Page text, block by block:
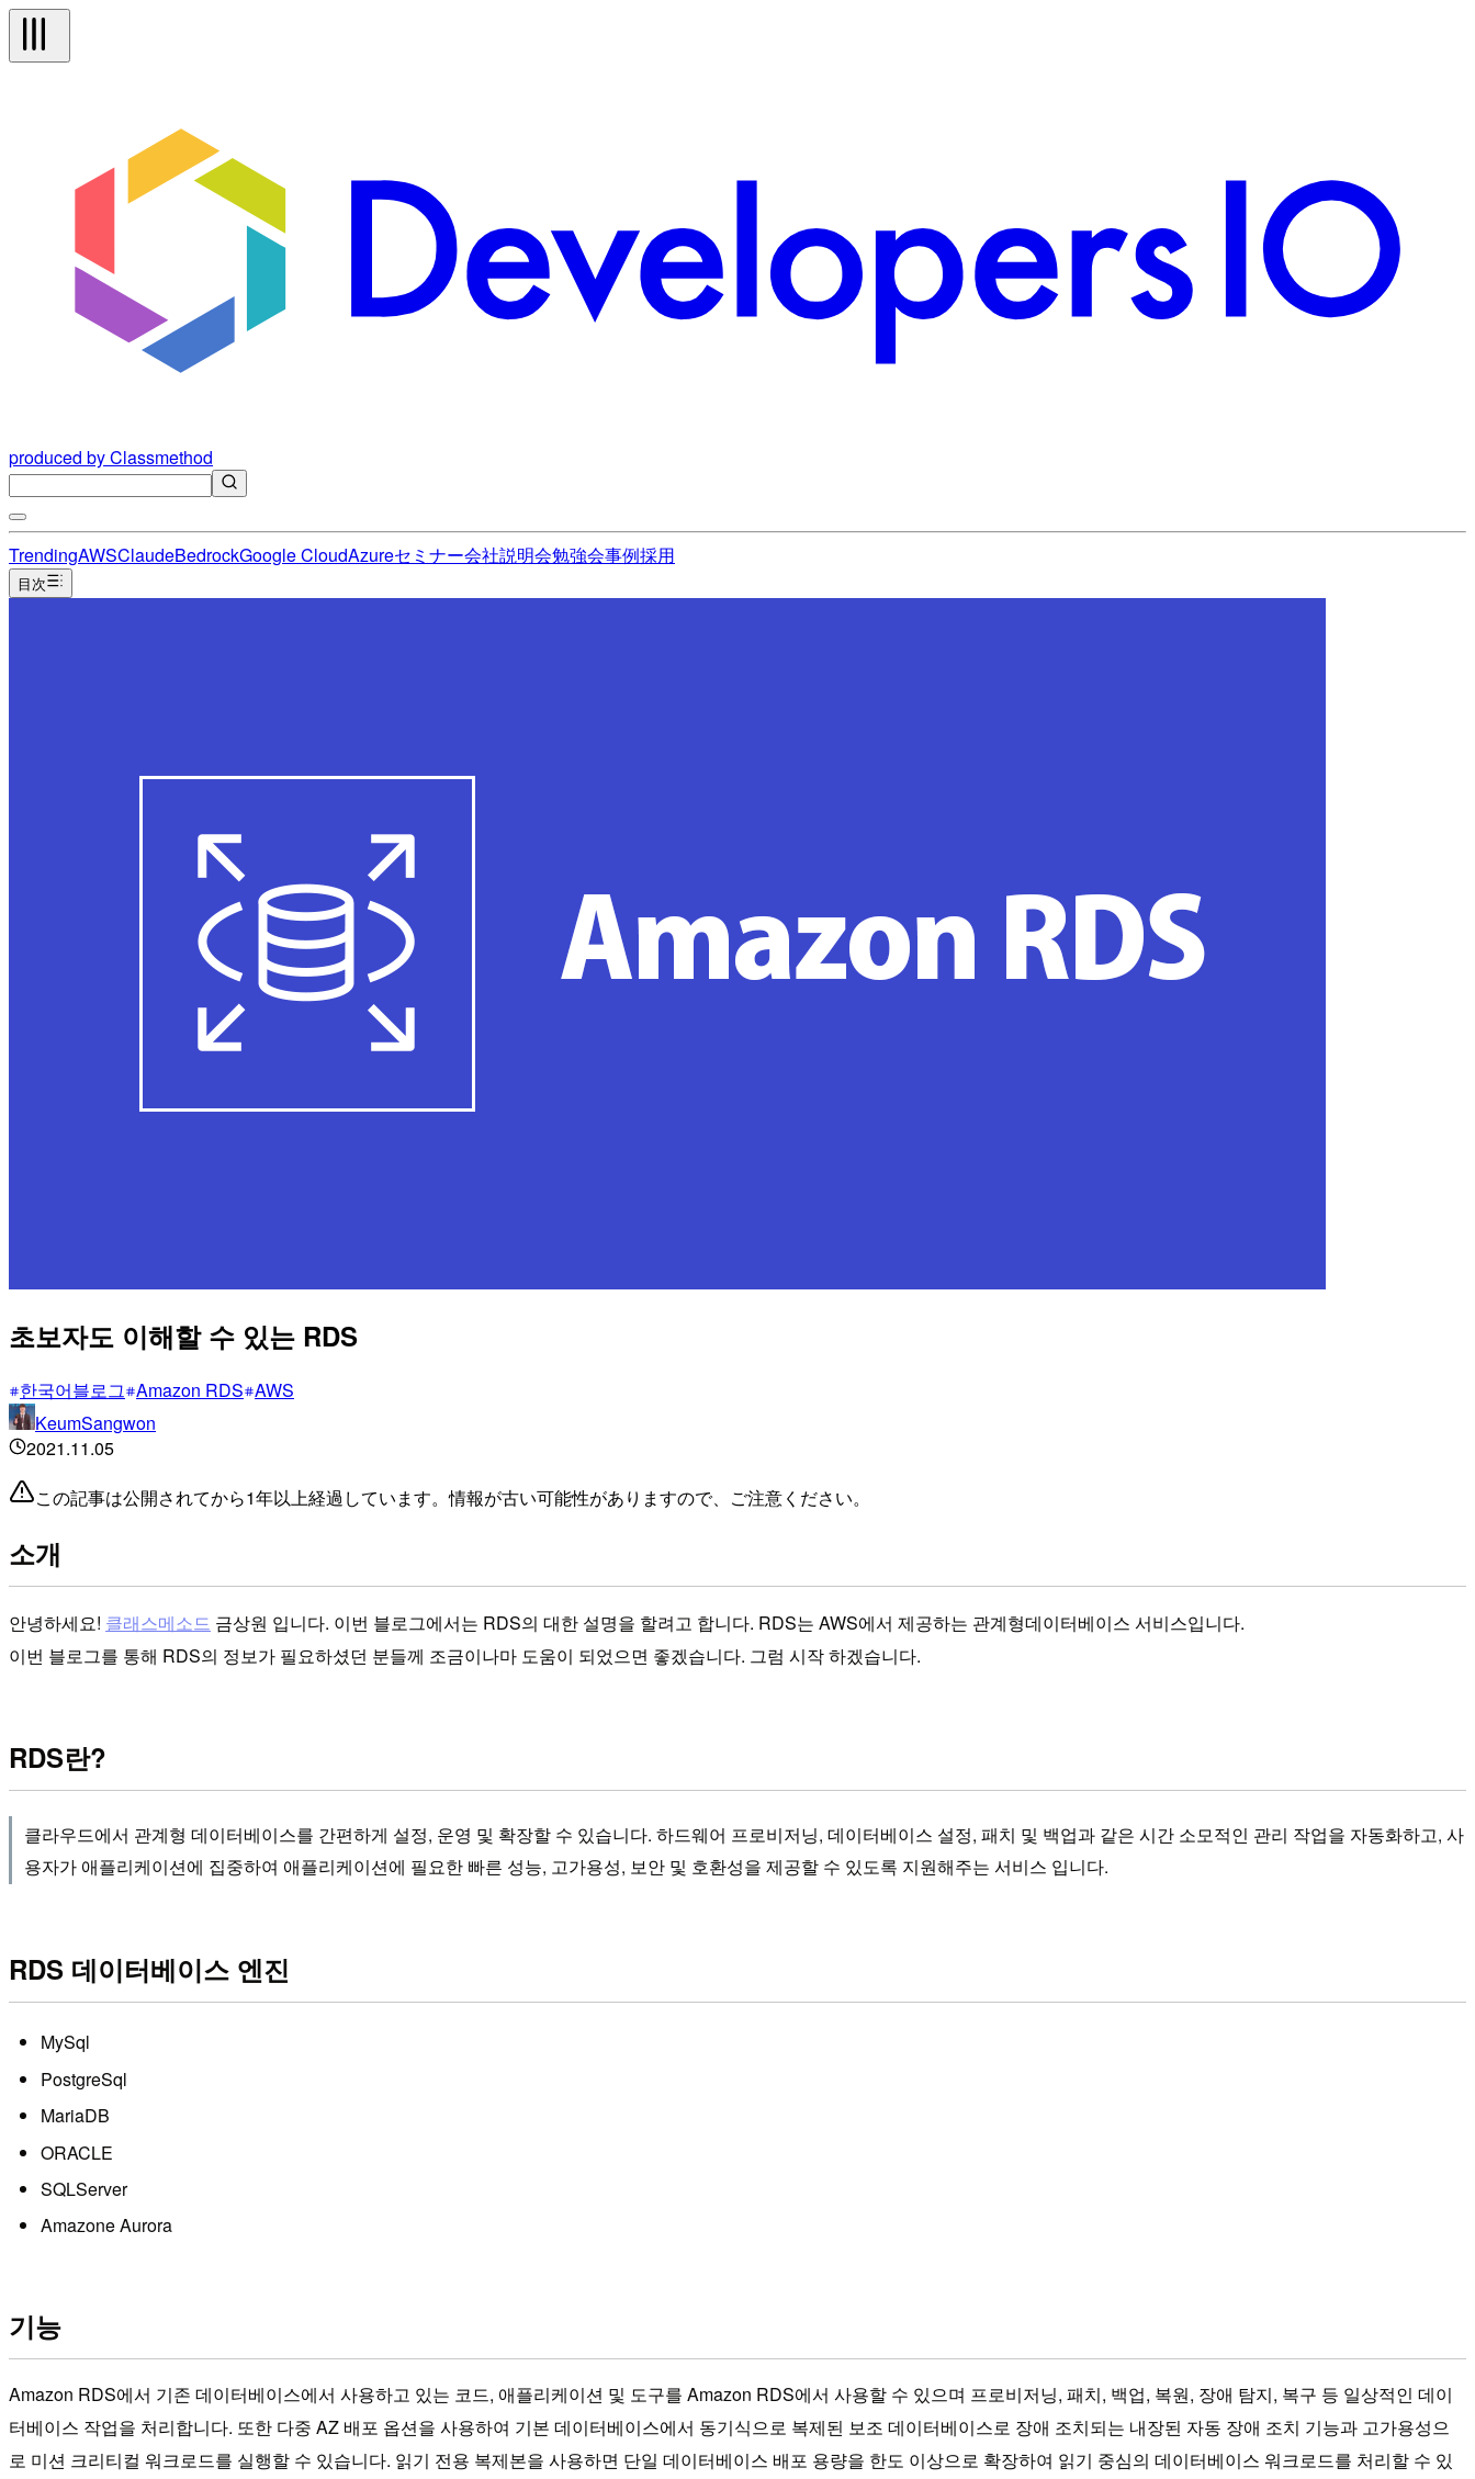
produced by Classmethod
TrendingAWSClaudeBedrockGoogle CloudAzureセミナー会社説明会勉強会事例採用
目次
초보자도 이해할 수 있는 RDS
한국어블로그 Amazon RDS AWS
KeumSangwon
2021.11.05
この記事は公開されてから1年以上経過しています。情報が古い可能性がありますので、ご注意ください。
소개
안녕하세요! 클래스메소드 금상원 입니다. 이번 블로그에서는 RDS의 대한 설명을 할려고 합니다. RDS는 AWS에서 제공하는 관계형데이터베이스 서비스입니다.
이번 블로그를 통해 RDS의 정보가 필요하셨던 분들께 조금이나마 도움이 되었으면 좋겠습니다. 그럼 시작 하겠습니다.
RDS란?
클라우드에서 관계형 데이터베이스를 간편하게 설정, 운영 및 확장할 수 있습니다. 하드웨어 프로비저닝, 데이터베이스 설정, 패치 및 백업과 같은 시간 소모적인 관리 작업을 자동화하고, 사
용자가 애플리케이션에 집중하여 애플리케이션에 필요한 빠른 성능, 고가용성, 보안 및 호환성을 제공할 수 있도록 지원해주는 서비스 입니다.
RDS 데이터베이스 엔진
MySql
PostgreSql
MariaDB
ORACLE
SQLServer
Amazone Aurora
기능
Amazon RDS에서 기존 데이터베이스에서 사용하고 있는 코드, 애플리케이션 및 도구를 Amazon RDS에서 사용할 수 있으며 프로비저닝, 패치, 백업, 복원, 장애 탐지, 복구 등 일상적인 데이
터베이스 작업을 처리합니다. 또한 다중 AZ 배포 옵션을 사용하여 기본 데이터베이스에서 동기식으로 복제된 보조 데이터베이스로 장애 조치되는 내장된 자동 장애 조치 기능과 고가용성으
로 미션 크리티컬 워크로드를 실행할 수 있습니다. 읽기 전용 복제본을 사용하면 단일 데이터베이스 배포 용량을 한도 이상으로 확장하여 읽기 중심의 데이터베이스 워크로드를 처리할 수 있